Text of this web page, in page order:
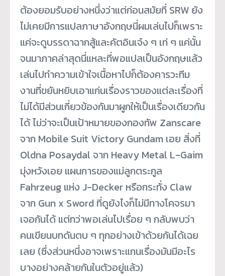
ต้องยอมรับอย่างหนึ่งว่าแต่ก่อนสมัยที่ SRW ยัง
ไม่เคยมีการแปลภาษาอังกฤษนี่ผมเล่นไปก็เพราะ
แค่จะดูบรรดาฉากสู้และคัตอินเจ๋ง ๆ เท่ ๆ แค่นั้น
จนมาภาคล่าสุดนี่แหละที่พอแปลเป็นอังกฤษแล้ว
เล่นไปทำความเข้าใจเนื้อหาไปก็ต้องคารวะทีม
งานที่ขยันหยิบเอาแก่นเรื่องราวของแต่ละเรื่องที่
ไม่ได้มีส่วนเกี่ยวข้องกันมาผูกให้เป็นเรื่องเดียวกัน
ได้ ไม่ว่าจะเป็นเป้าหมายของกองทัพ Zanscare
จาก Mobile Suit Victory Gundam เอย สิ่งที่
Oldna Posaydal จาก Heavy Metal L-Gaim
มุ่งหวังเอย แผนการของแม่ลูกตระกูล
Fahrzeug แห่ง J-Decker หรือกระทั่ง Claw
จาก Gun x Sword ที่ดูยังไงก็ไม่มีทางโคจรมา
เจอกันได้ แต่ทว่าพอเล่นไปเรื่อย ๆ กลับพบว่า
คนเขียนบทดันตบ ๆ ทุกอย่างเข้าด้วยกันได้เฉย
เลย (ซึ่งส่วนหนึ่งอาจเพราะแกนเรื่องมันมีอะไร
บางอย่างคล้ายกันในตัวอยู่แล้ว)